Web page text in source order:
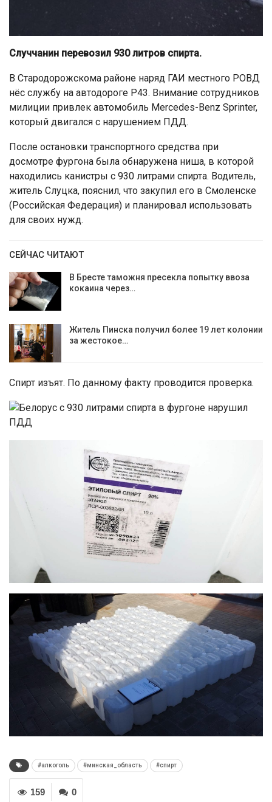
Случчанин перевозил 930 литров спирта.
В Стародорожскома районе наряд ГАИ местного РОВД
нёс службу на автодороге Р43. Внимание сотрудников
милиции привлек автомобиль Mercedes-Benz Sprinter,
который двигался с нарушением ПДД.
После остановки транспортного средства при
досмотре фургона была обнаружена ниша, в которой
находились канистры с 930 литрами спирта. Водитель,
житель Слуцка, пояснил, что закупил его в Смоленске
(Российская Федерация) и планировал использовать
для своих нужд.
СЕЙЧАС ЧИТАЮТ
В Бресте таможня пресекла попытку ввоза
кокаина через…
Житель Пинска получил более 19 лет колонии
за жестокое…
Спирт изъят. По данному факту проводится проверка.
#алкоголь #минская_область #спирт
0
159